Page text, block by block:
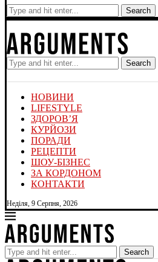
Search
Search
НОВИНИ
LIFESTYLE
ЗДОРОВ’Я
КУРЙОЗИ
ПОРАДИ
РЕЦЕПТИ
ШОУ-БІЗНЕС
ЗА КОРДОНОМ
КОНТАКТИ
Неділя, 9 Серпня, 2026
Search